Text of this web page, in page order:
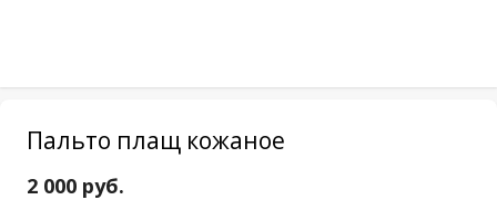
Пальто плащ кожаное
2 000 руб.